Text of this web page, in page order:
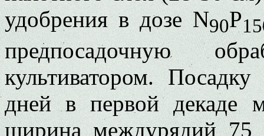
удобрения в дозе N90P
предпосадочную
культиватором.
дней в первой декаде
ширина междурядий 75